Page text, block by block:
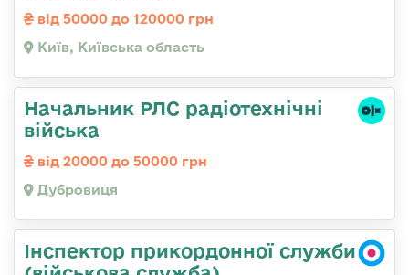
від 50000 до 120000 грн
Київ, Київська область
Начальник РЛС радіотехнічні
війська
від 20000 до 50000 грн
Дубровиця
Інспектор прикордонної служби